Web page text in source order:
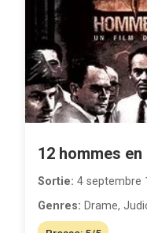
12 hommes
Sortie: 4 septembre
Genres: Drame,